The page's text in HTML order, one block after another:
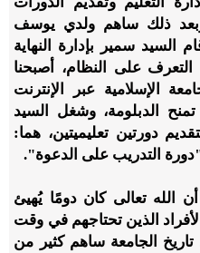
وبعد ذلك ساهم ولدي يوسف
السيد سمير بإدارة النهاية
التعرف على النظام، أصبحنا
الإسلامية عبر الإنترنت
تمنح الدبلومة، وشغل السيد
دورتين تعليميتين، هما:
التدريب على الدعوة".
الله تعالى كان دومًا يُهيئ
الذين تحتاجهم في وقت
تاريخ الجامعة ساهم كثير من